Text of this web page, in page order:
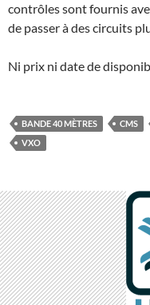
contrôles sont fournis
de passer à des circuits
Ni prix ni date de
BANDE 40 MÈTRES CMS
VXO